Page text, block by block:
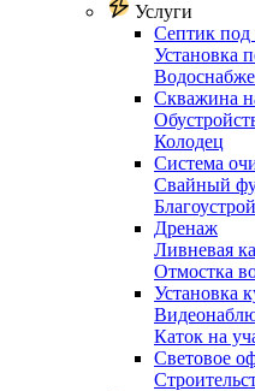
Услуги
Септик
Установка
Скважина
Колодец
Система
Свайный
Дренаж
Ливневая
Отмостка
Установка
Каток на
Световое